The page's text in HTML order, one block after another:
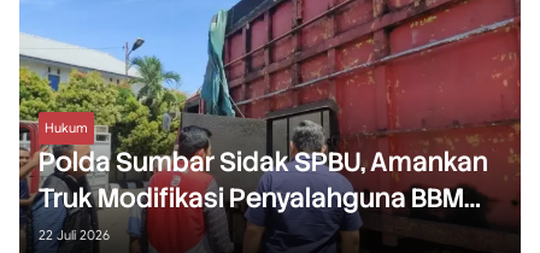
Hukum
Polda Sumbar Sidak SPBU, Amankan
Truk Modifikasi Penyalahguna BBM
Bersubsidi
22 Juli 2026